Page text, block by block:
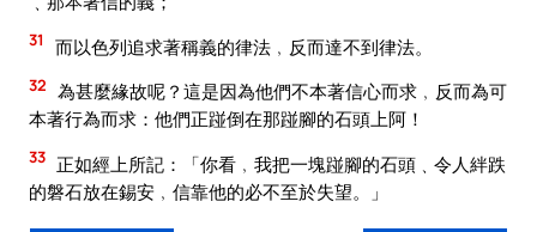
31 而以色列追求著稱義的律法﹐反而達不到律法。
32 為甚麼緣故呢？這是因為他們不本著信心而求﹐反而為可
本著行為而求：他們正踫倒在那踫腳的石頭上阿！
33 正如經上所記：「你看﹐我把一塊踫腳的石頭﹑令人絆跌
的磐石放在錫安﹐信靠他的必不至於失望。」